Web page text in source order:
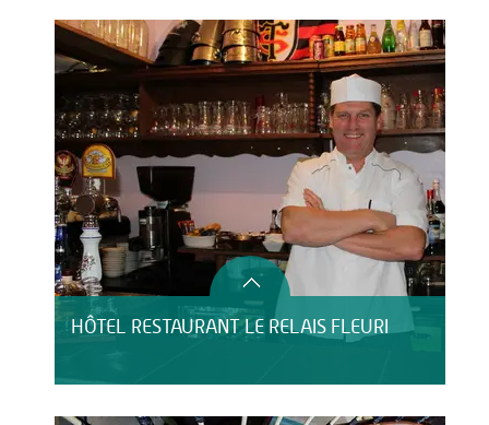
HÔTEL RESTAURANT LE RELAIS FLEURI